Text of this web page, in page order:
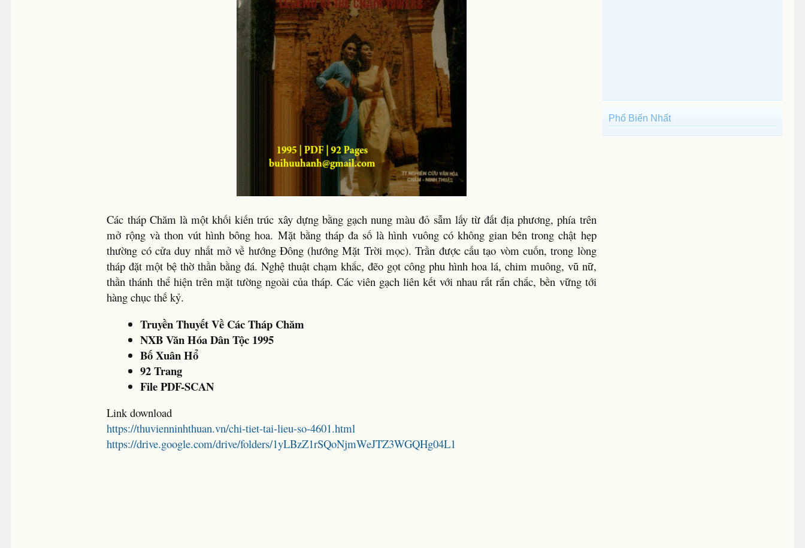
Các tháp Chăm là một khối kiến trúc xây dựng bằng gạch nung màu đỏ sẫm lấy từ đất địa phương, phía trên
mở rộng và thon vút hình bông hoa. Mặt bằng tháp đa số là hình vuông có không gian bên trong chật hẹp
thường có cửa duy nhất mở về hướng Đông (hướng Mặt Trời mọc). Trần được cấu tạo vòm cuốn, trong lòng
tháp đặt một bệ thờ thần bằng đá. Nghệ thuật chạm khắc, đẽo gọt công phu hình hoa lá, chim muông, vũ nữ,
thần thánh thể hiện trên mặt tường ngoài của tháp. Các viên gạch liên kết với nhau rất rắn chắc, bền vững tới
hàng chục thế kỷ.
Truyền Thuyết Về Các Tháp Chăm
NXB Văn Hóa Dân Tộc 1995
Bố Xuân Hổ
92 Trang
File PDF-SCAN
Link download
https://thuvienninhthuan.vn/chi-tiet-tai-lieu-so-4601.html
https://drive.google.com/drive/folders/1yLBzZ1rSQoNjmWeJTZ3WGQHg04L1
Phổ Biến Nhất